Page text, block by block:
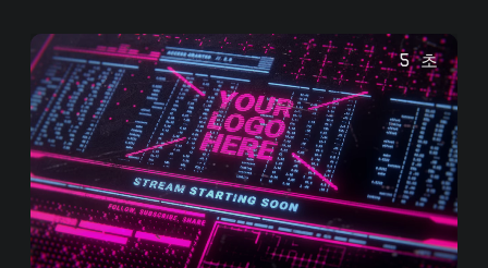
5 초